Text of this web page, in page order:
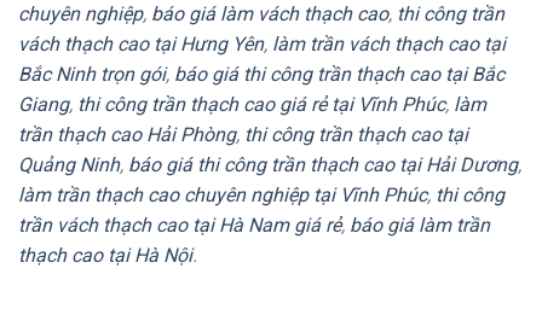
chuyên nghiệp, báo giá làm vách thạch cao, thi công trần
vách thạch cao tại Hưng Yên, làm trần vách thạch cao tại
Bắc Ninh trọn gói, báo giá thi công trần thạch cao tại Bắc
Giang, thi công trần thạch cao giá rẻ tại Vĩnh Phúc, làm
trần thạch cao Hải Phòng, thi công trần thạch cao tại
Quảng Ninh, báo giá thi công trần thạch cao tại Hải Dương,
làm trần thạch cao chuyên nghiệp tại Vĩnh Phúc, thi công
trần vách thạch cao tại Hà Nam giá rẻ, báo giá làm trần
thạch cao tại Hà Nội.